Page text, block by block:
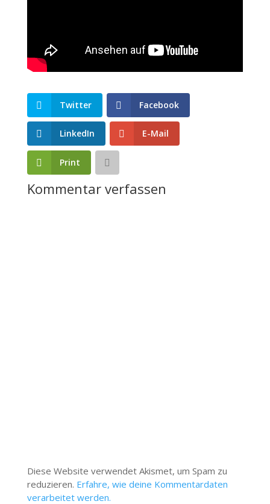
Twitter Facebook
LinkedIn E-Mail
Print
Kommentar verfassen
Diese Website verwendet Akismet, um Spam zu
reduzieren. Erfahre, wie deine Kommentardaten
verarbeitet werden.